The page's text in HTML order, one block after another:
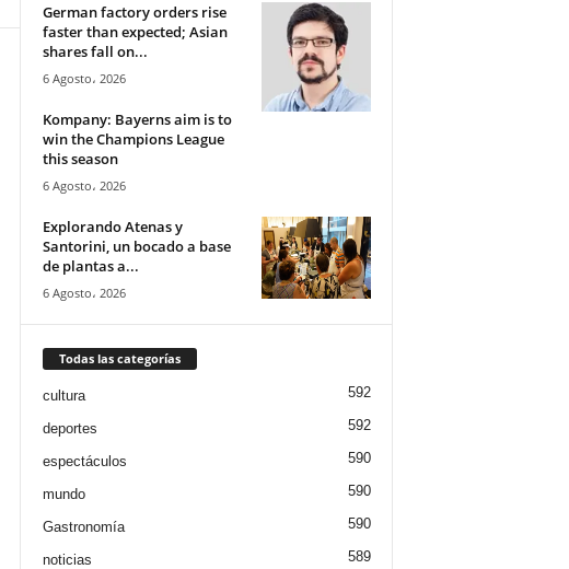
German factory orders rise
faster than expected; Asian
shares fall on...
6 Agosto، 2026
Kompany: Bayerns aim is to
win the Champions League
this season
6 Agosto، 2026
Explorando Atenas y
Santorini, un bocado a base
de plantas a...
6 Agosto، 2026
Todas las categorías
cultura 592
deportes 592
espectáculos 590
mundo 590
Gastronomía 590
noticias 589